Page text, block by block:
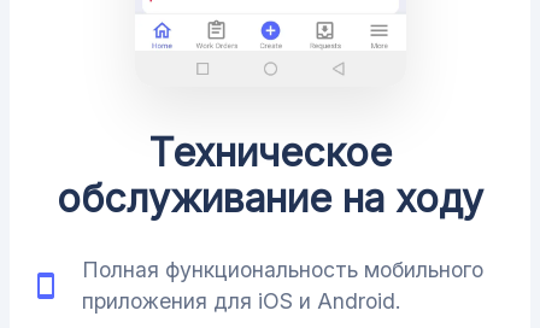
Техническое
обслуживание на ходу
Полная функциональность мобильного
приложения для iOS и Android.